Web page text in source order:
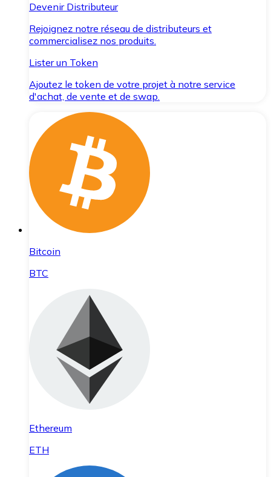
Devenir Distributeur
Rejoignez notre réseau de distributeurs et
commercialisez nos produits.
Lister un Token
Ajoutez le token de votre projet à notre service
d'achat, de vente et de swap.
Bitcoin
BTC
Ethereum
ETH